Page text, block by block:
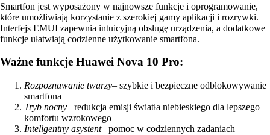
Smartfon jest wyposażony w najnowsze funkcje i oprogramowanie,
które umożliwiają korzystanie z szerokiej gamy aplikacji i rozrywki.
Interfejs EMUI zapewnia intuicyjną obsługę urządzenia, a dodatkowe
funkcje ułatwiają codzienne użytkowanie smartfona.
Ważne funkcje Huawei Nova 10 Pro:
Rozpoznawanie twarzy– szybkie i bezpieczne odblokowywanie
smartfona
Tryb nocny– redukcja emisji światła niebieskiego dla lepszego
komfortu wzrokowego
Inteligentny asystent– pomoc w codziennych zadaniach